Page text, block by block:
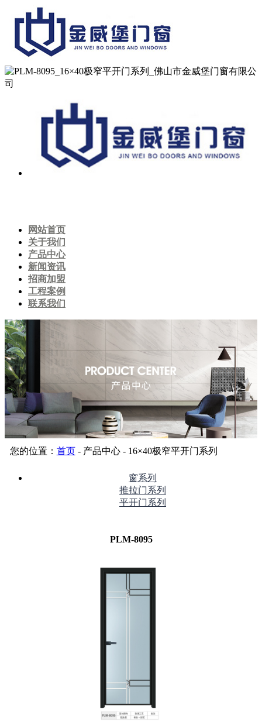
网站首页
关于我们
产品中心
新闻资讯
招商加盟
工程案例
联系我们
您的位置： 首页- 产品中心 - 16×40极窄平开门系列
窗系列
推拉门系列
平开门系列
PLM-8095